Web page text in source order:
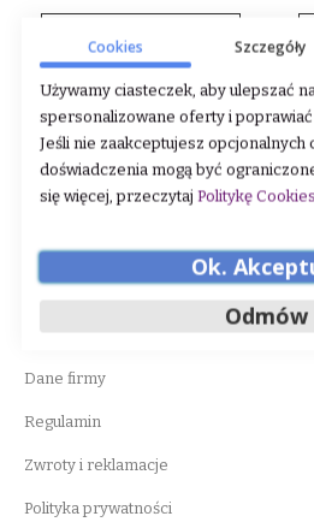
DODAJ DO KOSZYKA
WAŻNE INFORMACJE
O nas
Dane firmy
Regulamin
Zwroty i reklamacje
Polityka prywatności
Cookies Szczegóły
Używamy ciasteczek, aby ulepszać
spersonalizowane oferty i
Jeśli nie zaakceptujesz opcjonalnych
doświadczenia mogą być
się więcej, przeczytaj Politykę Cookies
Ok.
Odmów